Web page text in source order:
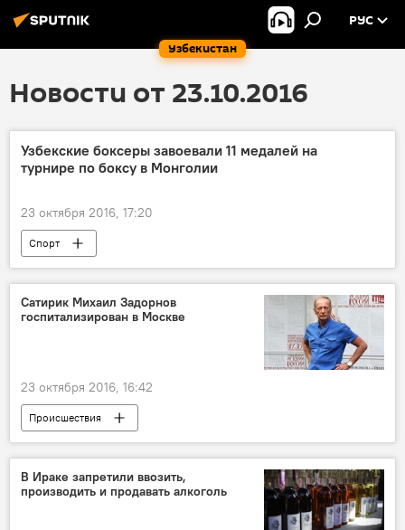
Узбекистан
РУС
Новости от 23.10.2016
Узбекские боксеры завоевали 11 медалей на
турнире по боксу в Монголии
23 октября 2016, 17:20
Спорт
Сатирик Михаил Задорнов
госпитализирован в Москве
23 октября 2016, 16:42
Происшествия
В Ираке запретили ввозить,
производить и продавать алкоголь